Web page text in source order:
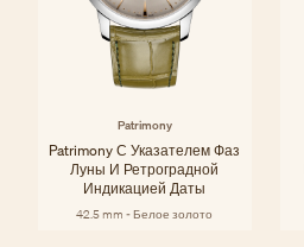
Patrimony
Patrimony С Указателем Фаз
Луны И Ретроградной
Индикацией Даты
42.5 mm - Белое золото